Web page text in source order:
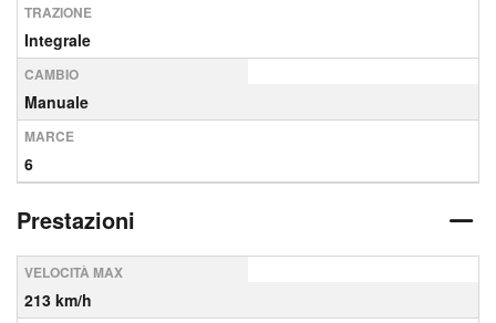
TRAZIONE
Integrale
CAMBIO
Manuale
MARCE
6
Prestazioni
VELOCITÀ MAX
213 km/h